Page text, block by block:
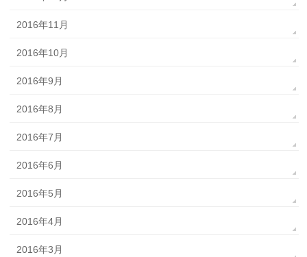
2016年11月
2016年10月
2016年9月
2016年8月
2016年7月
2016年6月
2016年5月
2016年4月
2016年3月